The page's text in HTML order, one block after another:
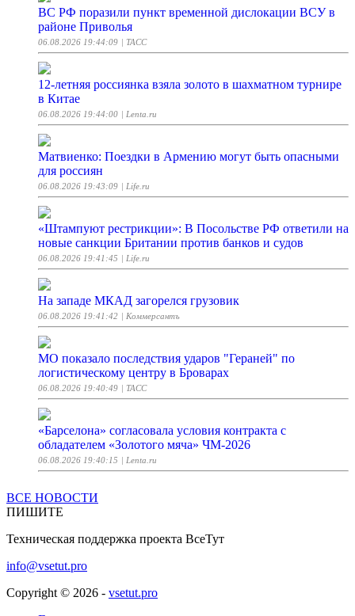
ВС РФ поразили пункт временной дислокации ВСУ в
районе Приволья
06.08.2026 19:44:09 | ТАСС
12-летняя россиянка взяла золото в шахматном турнире
в Китае
06.08.2026 19:44:00 | Lenta.ru
Матвиенко: Поездки в Армению могут быть опасными
для россиян
06.08.2026 19:43:09 | Life.ru
«Штампуют рестрикции»: В Посольстве РФ ответили на
новые санкции Британии против банков и судов
06.08.2026 19:41:45 | Life.ru
На западе МКАД загорелся грузовик
06.08.2026 19:41:42 | Коммерсантъ
МО показало последствия ударов "Гераней" по
логистическому центру в Броварах
06.08.2026 19:40:49 | ТАСС
«Барселона» согласовала условия контракта с
обладателем «Золотого мяча» ЧМ-2026
06.08.2026 19:40:15 | Lenta.ru
Смешной расход, богатое оснащение — Haval объявил
цены на свой новый внедорожник
Вучич встретится с Зеленским в Белграде 8 августа
06.08.2026 19:39:46 | ТАСС
ВСЕ НОВОСТИ
ПИШИТЕ
Техническая поддержка проекта ВсеТут
info@vsetut.pro
Copyright © 2026 - vsetut.pro